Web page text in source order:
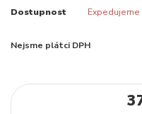
Dostupnost Expedujeme
Nejsme plátci DPH